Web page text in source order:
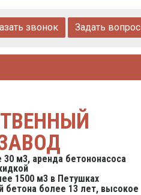
звонок Задать вопрос
м3, аренда бетононасоса
1500 м3 в Петушках
более 13 лет, высокое